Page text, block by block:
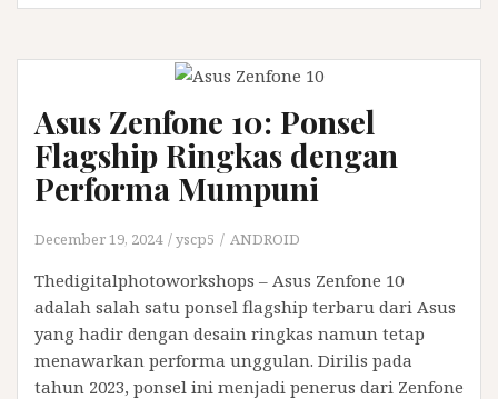
Asus Zenfone 10: Ponsel
Flagship Ringkas dengan
Performa Mumpuni
December 19, 2024 yscp5 ANDROID
Thedigitalphotoworkshops – Asus Zenfone 10
adalah salah satu ponsel flagship terbaru dari Asus
yang hadir dengan desain ringkas namun tetap
menawarkan performa unggulan. Dirilis pada
tahun 2023, ponsel ini menjadi penerus dari Zenfone